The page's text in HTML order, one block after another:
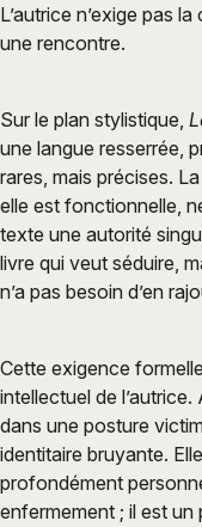
L’autrice n’exige pas
une rencontre.
Sur le plan stylistique,
une langue resserrée,
rares, mais précises.
elle est fonctionnelle,
texte une autorité
livre qui veut séduire,
n’a pas besoin d’en
Cette exigence
intellectuel de
dans une posture
identitaire bruyante.
profondément
enfermement ; il est un